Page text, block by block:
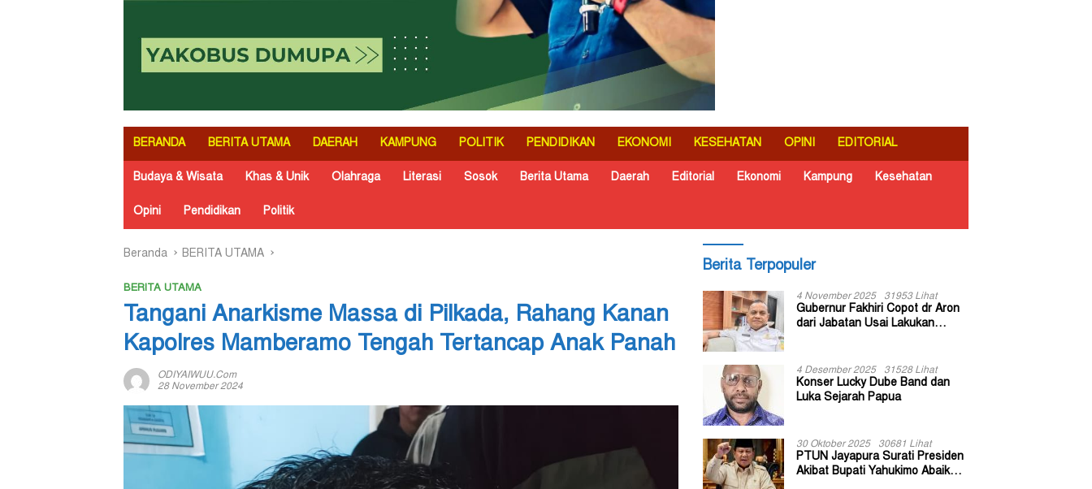
BERANDA BERITA UTAMA DAERAH KAMPUNG POLITIK PENDIDIKAN EKONOMI KESEHATAN OPINI EDITORIAL
Budaya & Wisata Khas & Unik Olahraga Literasi Sosok Berita Utama Daerah Editorial Ekonomi Kampung Kesehatan
Opini Pendidikan Politik
Beranda BERITA UTAMA
BERITA UTAMA
Tangani Anarkisme Massa di Pilkada, Rahang Kanan
Kapolres Mamberamo Tengah Tertancap Anak Panah
ODIYAIWUU.com
28 November 2024
Berita Terpopuler
4 November 2025 31953 Lihat
Gubernur Fakhiri Copot dr Aron
dari Jabatan Usai Lakukan
4 Desember 2025 31528 Lihat
Konser Lucky Dube Band dan
Luka Sejarah Papua
30 Oktober 2025 30681 Lihat
PTUN Jayapura Surati Presiden
Akibat Bupati Yahukimo Abaikan